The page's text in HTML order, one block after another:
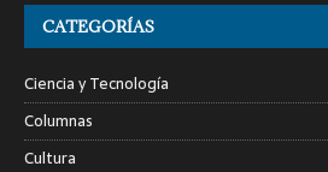
CATEGORÍAS
Ciencia y Tecnología
Columnas
Cultura